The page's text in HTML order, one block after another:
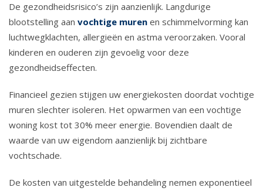
De gezondheidsrisico’s zijn aanzienlijk. Langdurige
blootstelling aan vochtige muren en schimmelvorming kan
luchtwegklachten, allergieën en astma veroorzaken. Vooral
kinderen en ouderen zijn gevoelig voor deze
gezondheidseffecten.
Financieel gezien stijgen uw energiekosten doordat vochtige
muren slechter isoleren. Het opwarmen van een vochtige
woning kost tot 30% meer energie. Bovendien daalt de
waarde van uw eigendom aanzienlijk bij zichtbare
vochtschade.
De kosten van uitgestelde behandeling nemen exponentieel